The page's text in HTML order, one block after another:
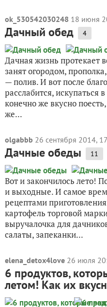
ok_530542030248 18 июня
Дачный обед 4
Дачная жизнь протекает
занят огородом,
— полив. И вот после
расслабится, искупаться
конечно же вкусно
же...
olgabbb 26 сентября 2014,
Дачные обеды 11
Вот и закончилось лето!
и выходные. И самое
рецептами
картофель торговой
выручалочка для
салаты, запеканки...
elena_detox4love 26 июля
6 продуктов,
летом! Как их